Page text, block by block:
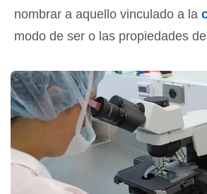
nombrar a aquello vinculado a la
modo de ser o las propiedades